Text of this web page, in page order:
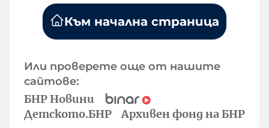
Към начална страница
Или проверете още от нашите
сайтове:
БНР Новини
Детското.БНР
Архивен фонд на БНР